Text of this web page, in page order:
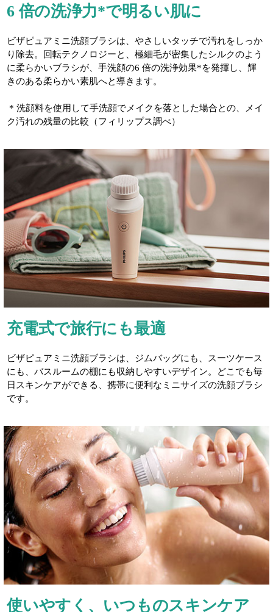
6 倍の洗浄力*で明るい肌に
ビザピュアミニ洗顔ブラシは、やさしいタッチで汚れをしっか
り除去。回転テクノロジーと、極細毛が密集したシルクのよう
に柔らかいブラシが、手洗顔の6 倍の洗浄効果*を発揮し、輝
きのある柔らかい素肌へと導きます。
* 洗顔料を使用して手洗顔でメイクを落とした場合との、メイ
ク汚れの残量の比較（フィリップス調べ）
充電式で旅行にも最適
ビザピュアミニ洗顔ブラシは、ジムバッグにも、スーツケース
にも、バスルームの棚にも収納しやすいデザイン。どこでも毎
日スキンケアができる、携帯に便利なミニサイズの洗顔ブラシ
です。
使いやすく、いつものスキンケア